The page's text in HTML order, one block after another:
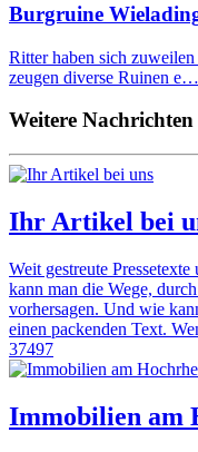
Burgruine
Ritter haben sich
zeugen diverse Ruinen e…
Weitere Nachrichten
Ihr Artikel bei
Weit gestreute
kann man die Wege,
vorhersagen. Und wie
einen packenden Text.
37497
Immobilien am